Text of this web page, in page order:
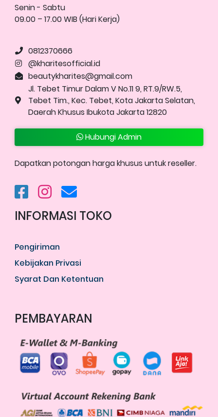
Senin - Sabtu
09.00 – 17.00 WIB (Hari Kerja)
0812370666
@kharitesofficial.id
beautykharites@gmail.com
Jl. Tebet Timur Dalam V No.11 9, RT.9/RW.5,
Tebet Tim., Kec. Tebet, Kota Jakarta Selatan,
Daerah Khusus Ibukota Jakarta 12820
Hubungi Admin
Dapatkan potongan harga khusus untuk reseller.
INFORMASI TOKO
Pengiriman
Kebijakan Privasi
Syarat Dan Ketentuan
PEMBAYARAN